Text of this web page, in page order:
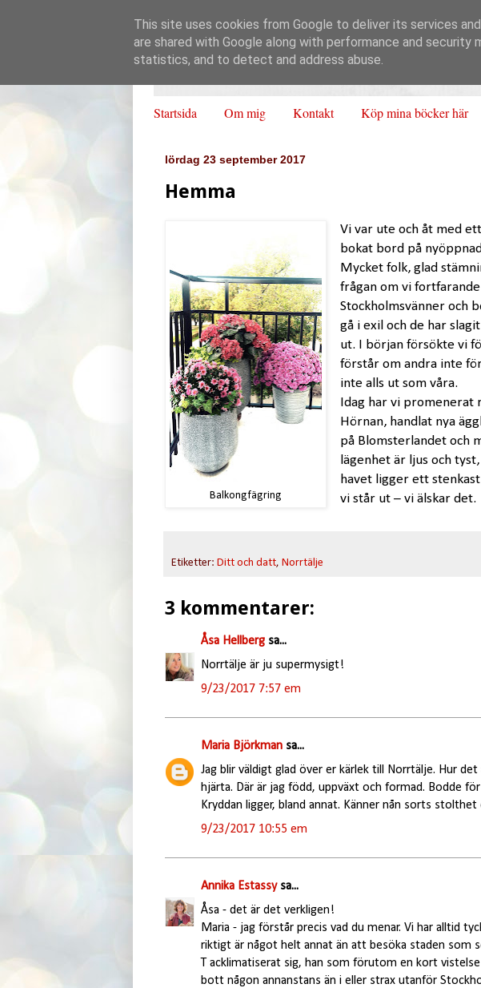
Startsida Om mig Kontakt Köp mina böcker här
lördag 23 september 2017
Hemma
Balkongfägring
Vi var ute och åt med
bokat bord på
Mycket folk, glad
frågan om vi
Stockholmsvänner och
gå i exil och de har
ut. I början försökte vi
förstår om andra inte
inte alls ut som våra.
Idag har vi promenerat
Hörnan, handlat nya
på Blomsterlandet och
lägenhet är ljus och
havet ligger ett
vi står ut – vi älskar det.
Etiketter: Ditt och datt, Norrtälje
3 kommentarer:
Åsa Hellbergsa...
Norrtälje är ju supermysigt!
9/23/2017 7:57 em
Maria Björkmansa...
Jag blir väldigt glad över er kärlek till Norrtälje. Hur
hjärta. Där är jag född, uppväxt och formad. Bodde
Kryddan ligger, bland annat. Känner nån sorts
9/23/2017 10:55 em
Annika Estassysa...
Åsa - det är det verkligen!
Maria - jag förstår precis vad du menar. Vi har alltid
riktigt är något helt annat än att besöka staden som
T acklimatiserat sig, han som förutom en kort
bott någon annanstans än i eller strax utanför
This site uses cookies from Google to deliver its services
are shared with Google along with performance and
statistics, and to detect and address abuse.